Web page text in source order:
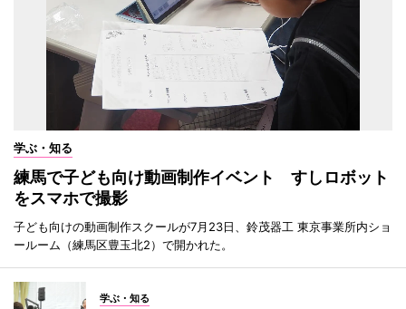
学ぶ・知る
練馬で子ども向け動画制作イベント すしロボット
をスマホで撮影
子ども向けの動画制作スクールが7月23日、鈴茂器工 東京事業所内ショ
ールーム（練馬区豊玉北2）で開かれた。
学ぶ・知る